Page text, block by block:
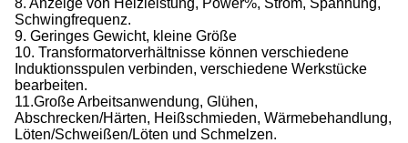
8. Anzeige von Heizleistung, Power%, Strom, Spannung,
Schwingfrequenz.
9. Geringes Gewicht, kleine Größe
10. Transformatorverhältnisse können verschiedene
Induktionsspulen verbinden, verschiedene Werkstücke
bearbeiten.
11.Große Arbeitsanwendung, Glühen,
Abschrecken/Härten, Heißschmieden, Wärmebehandlung,
Löten/Schweißen/Löten und Schmelzen.